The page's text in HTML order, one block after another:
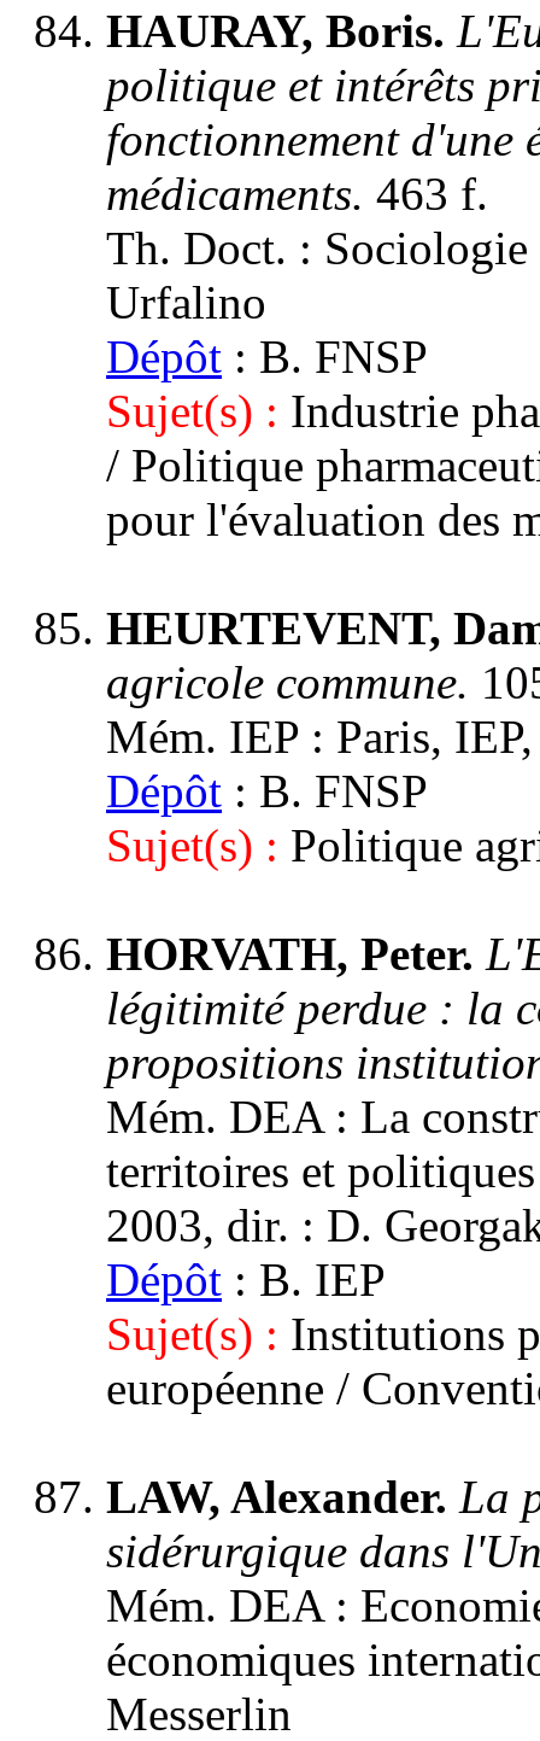
HAURAY, Boris.
politique et intérêts
fonctionnement d'une
médicaments. 463 f.
Th. Doct. : Sociologie
Urfalino
Dépôt : B. FNSP
Sujet(s) : Industrie
/ Politique
pour l'évaluation des
HEURTEVENT,
agricole commune.
Mém. IEP : Paris,
Dépôt : B. FNSP
Sujet(s) : Politique
HORVATH, Peter.
légitimité perdue : la
propositions
Mém. DEA : La
territoires et
2003, dir. : D.
Dépôt : B. IEP
Sujet(s) : Institutions
européenne /
LAW, Alexander. La
sidérurgique dans
Mém. DEA :
économiques
Messerlin